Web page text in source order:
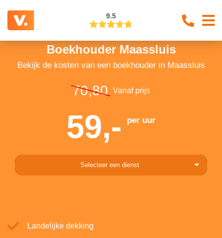
9.5
Boekhouder Maassluis
Bekijk de kosten van een boekhouder in Maassluis
70,80 Vanaf prijs
59,- per uur
Selecteer een dienst
Landelijke dekking